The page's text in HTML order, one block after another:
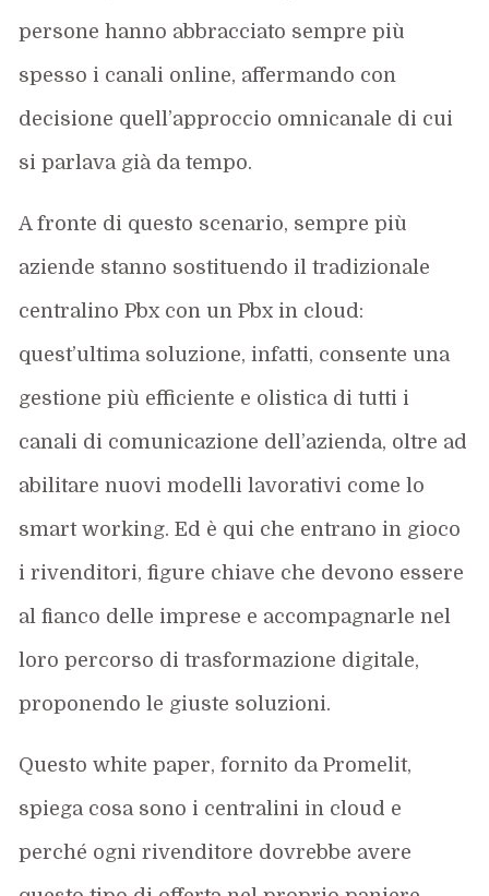
persone hanno abbracciato sempre più
spesso i canali online, affermando con
decisione quell’approccio omnicanale di cui
si parlava già da tempo.
A fronte di questo scenario, sempre più
aziende stanno sostituendo il tradizionale
centralino Pbx con un Pbx in cloud:
quest’ultima soluzione, infatti, consente una
gestione più efficiente e olistica di tutti i
canali di comunicazione dell’azienda, oltre ad
abilitare nuovi modelli lavorativi come lo
smart working. Ed è qui che entrano in gioco
i rivenditori, figure chiave che devono essere
al fianco delle imprese e accompagnarle nel
loro percorso di trasformazione digitale,
proponendo le giuste soluzioni.
Questo white paper, fornito da Promelit,
spiega cosa sono i centralini in cloud e
perché ogni rivenditore dovrebbe avere